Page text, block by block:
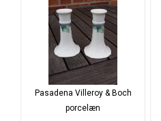
Pasadena Villeroy & Boch
porcelæn